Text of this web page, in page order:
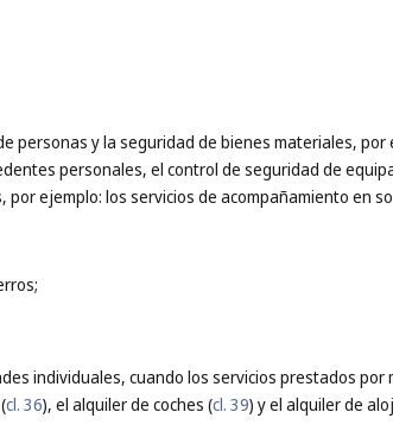
personas y la seguridad de bienes materiales, por
personales, el control de seguridad de
ejemplo: los servicios de acompañamiento en
individuales, cuando los servicios prestados por
cl. 36), el alquiler de coches (cl. 39) y el alquiler de